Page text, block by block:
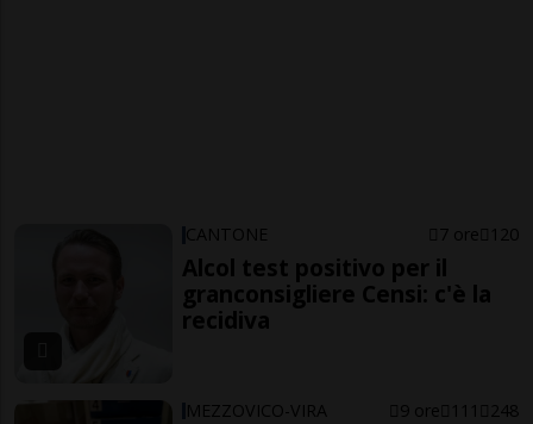
CANTONE 7 ore 120
Alcol test positivo per il
granconsigliere Censi: c'è la
recidiva
MEZZOVICO-VIRA 9 ore 111 248